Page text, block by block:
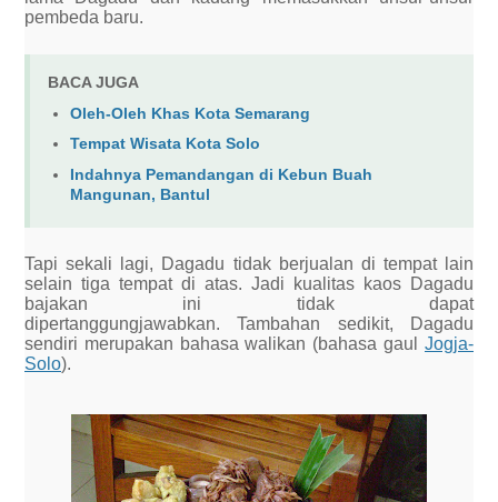
pembeda baru.
BACA JUGA
Oleh-Oleh Khas Kota Semarang
Tempat Wisata Kota Solo
Indahnya Pemandangan di Kebun Buah
Mangunan, Bantul
Tapi sekali lagi, Dagadu tidak berjualan di tempat lain
selain tiga tempat di atas. Jadi kualitas kaos Dagadu
bajakan ini tidak dapat
dipertanggungjawabkan. Tambahan sedikit, Dagadu
sendiri merupakan bahasa walikan (bahasa gaul Jogja-
Solo).